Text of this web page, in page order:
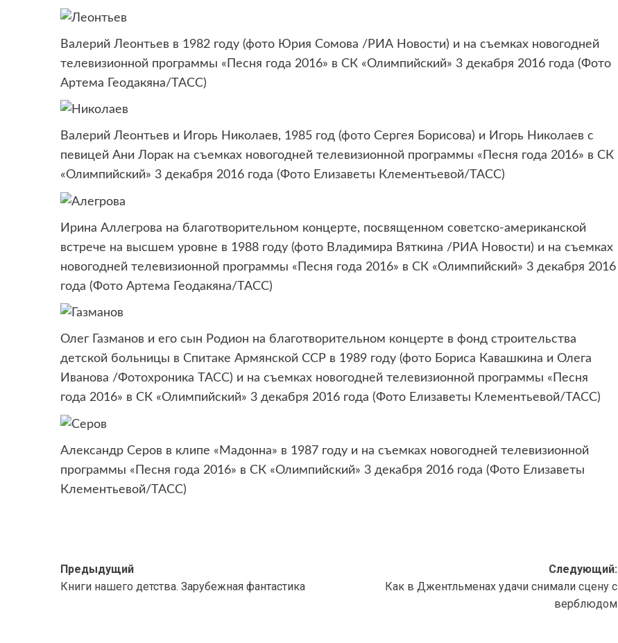
Валерий Леонтьев в 1982 году (фото Юрия Сомова /РИА Новости) и на съемках новогодней
телевизионной программы «Песня года 2016» в СК «Олимпийский» 3 декабря 2016 года (Фото
Артема Геодакяна/ТАСС)
Валерий Леонтьев и Игорь Николаев, 1985 год (фото Сергея Борисова) и Игорь Николаев с
певицей Ани Лорак на съемках новогодней телевизионной программы «Песня года 2016» в СК
«Олимпийский» 3 декабря 2016 года (Фото Елизаветы Клементьевой/ТАСС)
Ирина Аллегрова на благотворительном концерте, посвященном советско-американской
встрече на высшем уровне в 1988 году (фото Владимира Вяткина /РИА Новости) и на съемках
новогодней телевизионной программы «Песня года 2016» в СК «Олимпийский» 3 декабря 2016
года (Фото Артема Геодакяна/ТАСС)
Олег Газманов и его сын Родион на благотворительном концерте в фонд строительства
детской больницы в Спитаке Армянской ССР в 1989 году (фото Бориса Кавашкина и Олега
Иванова /Фотохроника ТАСС) и на съемках новогодней телевизионной программы «Песня
года 2016» в СК «Олимпийский» 3 декабря 2016 года (Фото Елизаветы Клементьевой/ТАСС)
Александр Серов в клипе «Мадонна» в 1987 году и на съемках новогодней телевизионной
программы «Песня года 2016» в СК «Олимпийский» 3 декабря 2016 года (Фото Елизаветы
Клементьевой/ТАСС)
Навигация
записи
Предыдущий
Книги нашего детства. Зарубежная фантастика
Следующий:
Как в Джентльменах удачи снимали сцену с
верблюдом